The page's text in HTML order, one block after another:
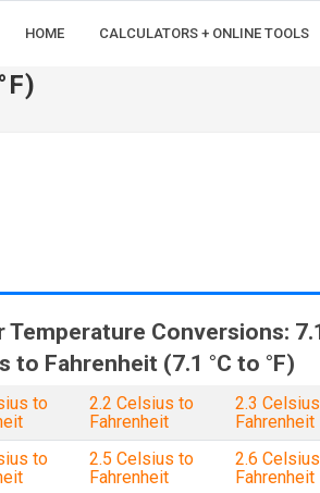
HOME CALCULATORS + ONLINE TOOLS
Temperature Conversions:
to Fahrenheit (7.1 °C to °F)
to
2.2 Celsius to
Fahrenheit
2.3
Fahrenheit
to
2.5 Celsius to
Fahrenheit
2.6
Fahrenheit